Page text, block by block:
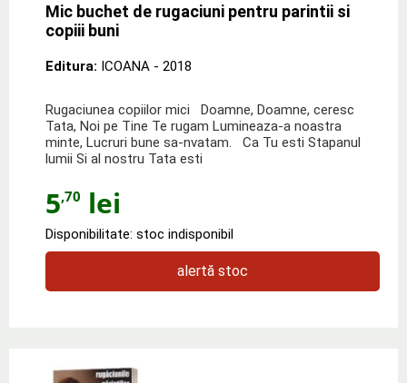
Mic buchet de rugaciuni pentru parintii si
copiii buni
Editura: ICOANA - 2018
Rugaciunea copiilor mici Doamne, Doamne, ceresc
Tata, Noi pe Tine Te rugam Lumineaza-a noastra
minte, Lucruri bune sa-nvatam. Ca Tu esti Stapanul
lumii Si al nostru Tata esti
5,70 lei
Disponibilitate: stoc indisponibil
alertă stoc